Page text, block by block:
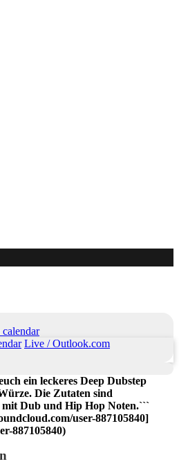
Live / Outlook.com
ein leckeres Deep Dubstep
Die Zutaten sind
mit Dub und Hip Hop Noten.```
user-887105840]
887105840)